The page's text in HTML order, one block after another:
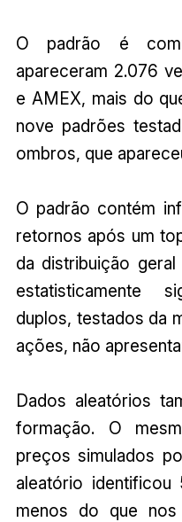
O padrão é
apareceram 2.076
e AMEX, mais do
nove padrões
ombros, que
O padrão contém
retornos após um
da distribuição
estatisticamente
duplos, testados da
ações, não
Dados aleatórios
formação. O
preços simulados
aleatório
menos do que